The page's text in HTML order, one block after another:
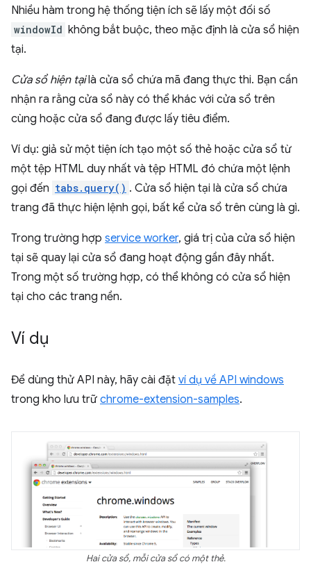
Nhiều hàm trong hệ thống tiện ích sẽ lấy một đối số
windowId không bắt buộc, theo mặc định là cửa sổ hiện
tại.
Cửa sổ hiện tạilà cửa sổ chứa mã đang thực thi. Bạn cần
nhận ra rằng cửa sổ này có thể khác với cửa sổ trên
cùng hoặc cửa sổ đang được lấy tiêu điểm.
Ví dụ: giả sử một tiện ích tạo một số thẻ hoặc cửa sổ từ
một tệp HTML duy nhất và tệp HTML đó chứa một lệnh
gọi đến tabs.query() . Cửa sổ hiện tại là cửa sổ chứa
trang đã thực hiện lệnh gọi, bất kể cửa sổ trên cùng là gì.
Trong trường hợp service worker, giá trị của cửa sổ hiện
tại sẽ quay lại cửa sổ đang hoạt động gần đây nhất.
Trong một số trường hợp, có thể không có cửa sổ hiện
tại cho các trang nền.
Ví dụ
Để dùng thử API này, hãy cài đặt ví dụ về API windows
trong kho lưu trữ chrome-extension-samples.
Hai cửa sổ, mỗi cửa sổ có một thẻ.